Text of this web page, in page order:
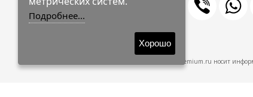
© 2009-2026 Shaik-Premium
Shaik-Premium.ru носит
Подробнее...
Хорошо